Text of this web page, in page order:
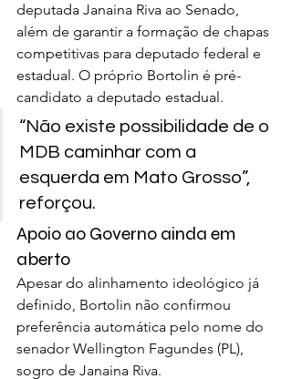
deputada Janaina Riva ao Senado,
além de garantir a formação de chapas
competitivas para deputado federal e
estadual. O próprio Bortolin é pré-
candidato a deputado estadual.
“Não existe possibilidade de o
MDB caminhar com a
esquerda em Mato Grosso”,
reforçou.
Apoio ao Governo ainda em
aberto
Apesar do alinhamento ideológico já
definido, Bortolin não confirmou
preferência automática pelo nome do
senador Wellington Fagundes (PL),
sogro de Janaina Riva.